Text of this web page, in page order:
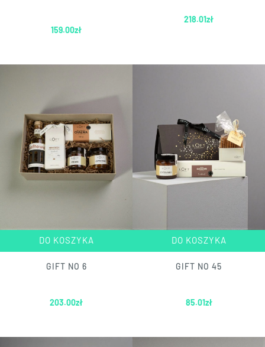
159.00zł
218.01zł
DO KOSZYKA
GIFT NO 6
203.00zł
DO KOSZYKA
GIFT NO 45
85.01zł